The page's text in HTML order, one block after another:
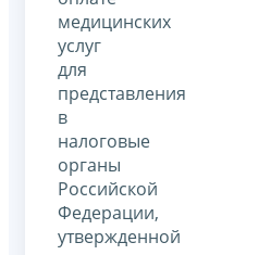
медицинских
услуг
для
представления
в
налоговые
органы
Российской
Федерации,
утвержденной